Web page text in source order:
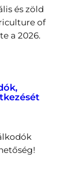
és zöld
of
a 2026.